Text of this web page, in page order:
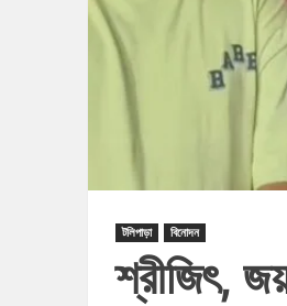
টলিপাড়া বিনোদন
শ্রীজিৎ,